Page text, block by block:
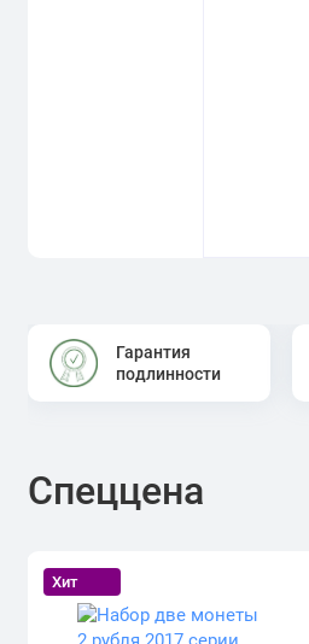
Гарантия
подлинности
Спеццена
Хит